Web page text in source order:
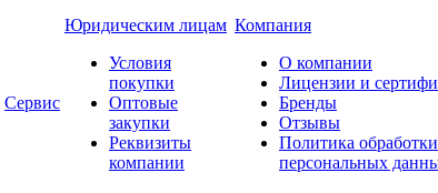
Сервис
Юридическим лицам
Условия
покупки
Оптовые
закупки
Реквизиты
компании
Компания
О компании
Лицензии и
Бренды
Отзывы
Политика обработки
персональных